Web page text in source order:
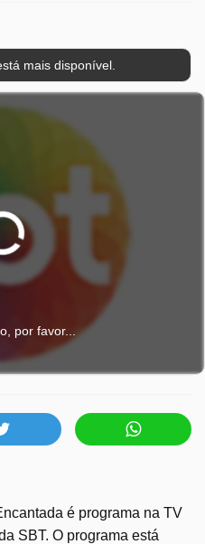
mais disponível.
por favor...
é programa na TV
SBT. O programa está